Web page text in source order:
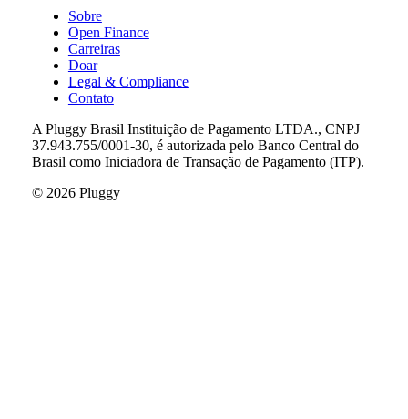
Sobre
Open Finance
Carreiras
Doar
Legal & Compliance
Contato
A Pluggy Brasil Instituição de Pagamento LTDA., CNPJ
37.943.755/0001-30, é autorizada pelo Banco Central do
Brasil como Iniciadora de Transação de Pagamento (ITP).
© 2026Pluggy